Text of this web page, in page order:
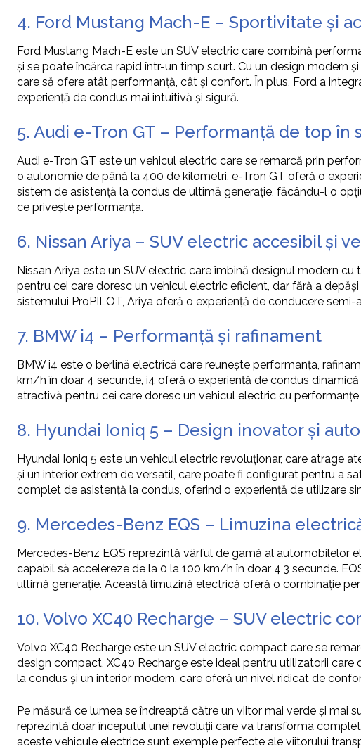
4. Ford Mustang Mach-E – Sportivitate și
Ford Mustang Mach-E este un SUV electric care combină
și se poate încărca rapid într-un timp scurt. Cu un design modern
care să ofere atât performanță, cât și confort. În plus, Ford a
experiență de condus mai intuitivă și sigură.
5. Audi e-Tron GT – Performanță de top în
Audi e-Tron GT este un vehicul electric care se remarcă prin
o autonomie de până la 400 de kilometri, e-Tron GT oferă o
sistem de asistență la condus de ultimă generație, făcându-l o
ce privește performanța.
6. Nissan Ariya – SUV electric accesibil și
Nissan Ariya este un SUV electric care îmbină designul modern
pentru cei care doresc un vehicul electric eficient, dar fără a
sistemului ProPILOT, Ariya oferă o experiență de conducere
7. BMW i4 – Performanță și rafinament
BMW i4 este o berlină electrică care reunește performanța,
km/h în doar 4 secunde, i4 oferă o experiență de condus
atractivă pentru cei care doresc un vehicul electric cu
8. Hyundai Ioniq 5 – Design inovator și
Hyundai Ioniq 5 este un vehicul electric revoluționar, care atrage
și un interior extrem de versatil, care poate fi configurat pentru a
complet de asistență la condus, oferind o experiență de utilizare
9. Mercedes-Benz EQS – Limuzina
Mercedes-Benz EQS reprezintă vârful de gamă al automobilelor
capabil să accelereze de la 0 la 100 km/h în doar 4,3 secunde.
ultimă generație. Această limuzină electrică oferă o combinație
10. Volvo XC40 Recharge – SUV electric
Volvo XC40 Recharge este un SUV electric compact care se
design compact, XC40 Recharge este ideal pentru utilizatorii
la condus și un interior modern, care oferă un nivel ridicat de
Pe măsură ce lumea se îndreaptă către un viitor mai verde și mai
reprezintă doar începutul unei revoluții care va transforma
aceste vehicule electrice sunt exemple perfecte ale viitorului